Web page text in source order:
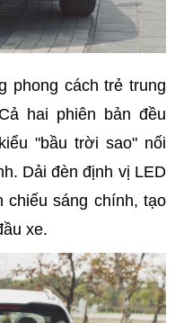
phong cách trẻ trung
hai phiên bản đều
"bầu trời sao" nối
Dải đèn định vị LED
sáng chính, tạo
xe.